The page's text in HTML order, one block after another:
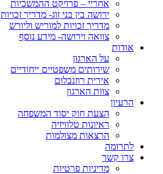
אחריי – פרויקט ההמשכיות
ירושה בין בני זוג- מדריך זכויות
מדריך זכויות למוריש וליורש
צוואה וירושה- מידע נוסף
אודות
על הארגון
שירותים משפטיים ייחודיים
אירית רוזנבלום
צוות הארגון
הרעיון
הצעת חוק יסוד המשפחה
ראיונות טלוויזיה
הרצאות מצולמות
לתרומה
צרו קשר
מדיניות פרטיות